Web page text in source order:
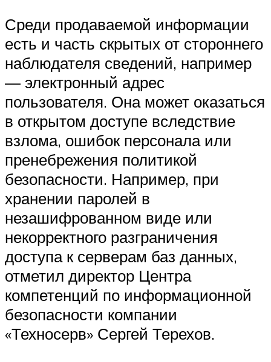
Среди продаваемой информации
есть и часть скрытых от стороннего
наблюдателя сведений, например
— электронный адрес
пользователя. Она может оказаться
в открытом доступе вследствие
взлома, ошибок персонала или
пренебрежения политикой
безопасности. Например, при
хранении паролей в
незашифрованном виде или
некорректного разграничения
доступа к серверам баз данных,
отметил директор Центра
компетенций по информационной
безопасности компании
«Техносерв» Сергей Терехов.